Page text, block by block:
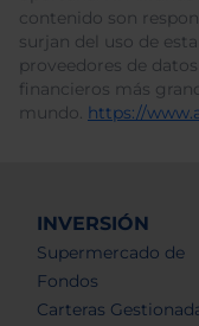
contenido son
surjan del uso de
proveedores de
financieros más
mundo. https://
INVERSIÓN
Supermercado de
Fondos
Carteras